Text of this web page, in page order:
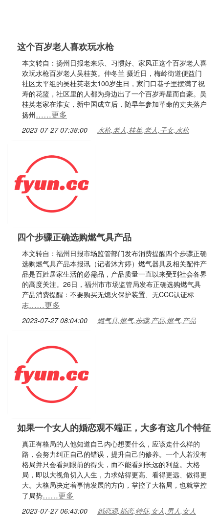
这个百岁老人喜欢玩水枪
本文转自：扬州日报老来乐、习惯好、家风正这个百岁老人喜
欢玩水枪百岁老人吴桂英。仲冬兰 摄近日，梅岭街道便益门
社区太平组的吴桂英老太100岁生日，家门口巷子里摆满了祝
寿的花篮，社区里的人都为身边出了一个百岁寿星而自豪。吴
桂英老家在淮安，新中国成立后，随早年参加革命的丈夫落户
扬州……更多
2023-07-27 07:38:00 水枪,老人,桂英,老人,子女,水枪
四个步骤正确选购燃气具产品
本文转自：福州日报市场监管部门发布消费提醒四个步骤正确
选购燃气具产品本报讯（记者沐方婷）燃气器具及相关配件产
品是百姓居家生活的必需品，产品质量一直以来受到社会各界
的高度关注。26日，福州市市场监管局发布正确选购燃气具
产品消费提醒：不要购买无熄火保护装置、无CCC认证标
志……更多
2023-07-27 08:04:00 燃气具,燃气,步骤,产品,燃气,产品
如果一个女人的婚恋观不端正，大多有这几个特征
真正有格局的人他知道自己内心想要什么，应该走什么样的
路，会努力纠正自己的错误，提升自己的修养。一个人若没有
格局并只会看到眼前的得失，而不能看到长远的利益。大格
局，即以大视角切入人生，力求站得更高、看得更远、做得更
大。大格局决定着事情发展的方向，掌控了大格局，也就掌控
了局势……更多
2023-07-27 06:43:00 婚恋观,婚恋,特征,女人,男人,女人